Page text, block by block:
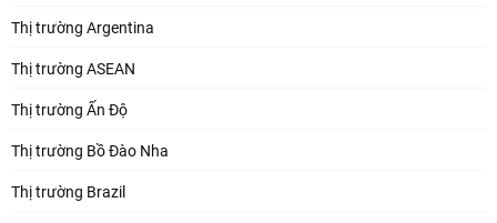
Thị trường Argentina
Thị trường ASEAN
Thị trường Ấn Độ
Thị trường Bồ Đào Nha
Thị trường Brazil